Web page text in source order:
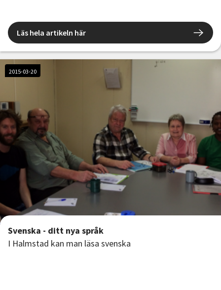
Läs hela artikeln här
2015-03-20
Svenska - ditt nya språk
I Halmstad kan man läsa svenska